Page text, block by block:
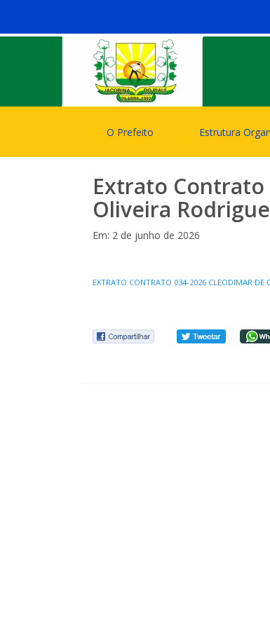
O Prefeito Estrutura
Extrato Contrato
Oliveira
Em: 2 de junho de 2026
EXTRATO CONTRATO 034-2026 CLEODIMAR DE